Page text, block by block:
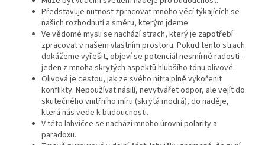
Představuje nutnost zpracovat mnoho věcí týkajících se
našich rozhodnutí a směru, kterým jdeme.
Ve vědomé mysli se nachází strach, který je zapotřebí
zpracovat v našem vlastním prostoru. Pokud tento strach
dokážeme vyřešit, objeví se potenciál nesmírné radosti –
jeden z mnoha skrytých aspektů hlubšího tónu olivové.
Olivová je cestou, jak ze svého nitra plně vykořenit
konflikty. Nepoužívat násilí, nevytvářet odpor, ale vejít do
skutečného vnitřního míru (skrytá modrá), do naděje,
která nás vede k budoucnosti.
V této lahvičce se nachází mnoho úrovní polarity a
paradoxu.